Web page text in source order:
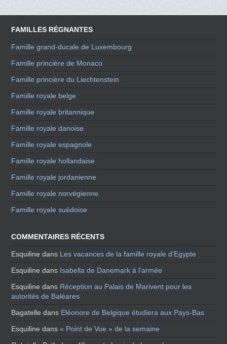
FAMILLES RÉGNANTES
Famille grand-ducale de Luxembourg
Famille princière de Monaco
Famille princière du Liechtenstein
Famille royale belge
Famille royale britannique
Famille royale danoise
Famille royale espagnole
Famille royale hollandaise
Famille royale jordanienne
Famille royale norvégienne
Famille royale suédoise
COMMENTAIRES RÉCENTS
Esquiline dans Les vacances de la famille royale d’Egypte
Esquiline dans Isabella de Danemark à l’armée
Esquiline dans Réception au Palais de Marivent pour les
autorités de Baléares
Bagatelle dans Eléonore de Belgique étudiera aux Pays-Bas
Esquiline dans« Point de Vue » de la semaine